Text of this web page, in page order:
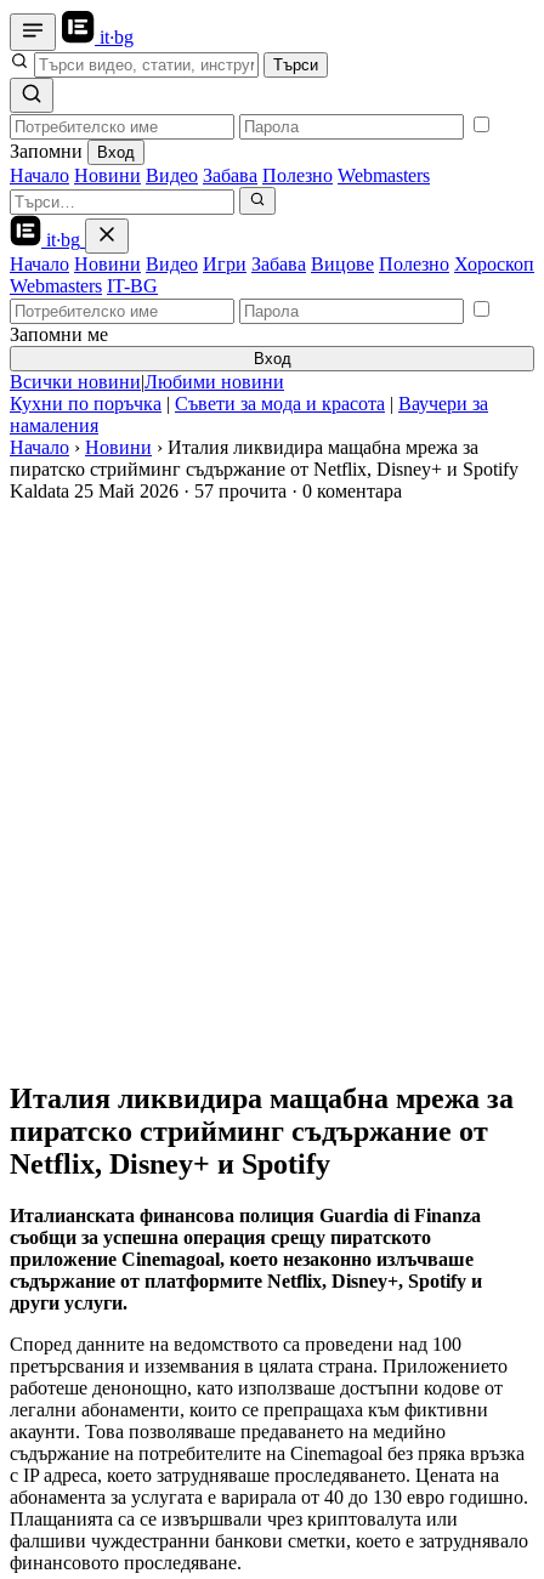
it·bg
Търси
Запомни Вход
Начало Новини Видео Забава Полезно Webmasters
it·bg
Начало Новини Видео Игри Забава Вицове Полезно Хороскоп
Webmasters IT-BG
Запомни ме
Вход
Всички новини|Любими новини
Кухни по поръчка | Съвети за мода и красота | Ваучери за
намаления
Начало › Новини › Италия ликвидира мащабна мрежа за
пиратско стрийминг съдържание от Netflix, Disney+ и Spotify
Kaldata 25 Май 2026 · 57 прочита · 0 коментара
Италия ликвидира мащабна мрежа за
пиратско стрийминг съдържание от
Netflix, Disney+ и Spotify
Италианската финансова полиция Guardia di Finanza
съобщи за успешна операция срещу пиратското
приложение Cinemagoal, което незаконно излъчваше
съдържание от платформите Netflix, Disney+, Spotify и
други услуги.
Според данните на ведомството са проведени над 100
претърсвания и изземвания в цялата страна. Приложението
работеше денонощно, като използваше достъпни кодове от
легални абонаменти, които се препращаха към фиктивни
акаунти. Това позволяваше предаването на медийно
съдържание на потребителите на Cinemagoal без пряка връзка
с IP адреса, което затрудняваше проследяването. Цената на
абонамента за услугата е варирала от 40 до 130 евро годишно.
Плащанията са се извършвали чрез криптовалута или
фалшиви чуждестранни банкови сметки, което е затруднявало
финансовото проследяване.